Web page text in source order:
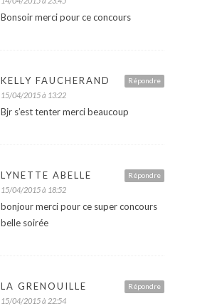
Bonsoir merci pour ce concours
Répondre
KELLY FAUCHERAND
15/04/2015 à 13:22
Bjr s’est tenter merci beaucoup
Répondre
LYNETTE ABELLE
15/04/2015 à 18:52
bonjour merci pour ce super concours
belle soirée
Répondre
LA GRENOUILLE
15/04/2015 à 22:54